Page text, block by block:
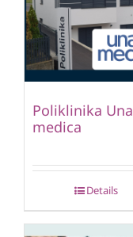
Poliklinika Una
medica
Details